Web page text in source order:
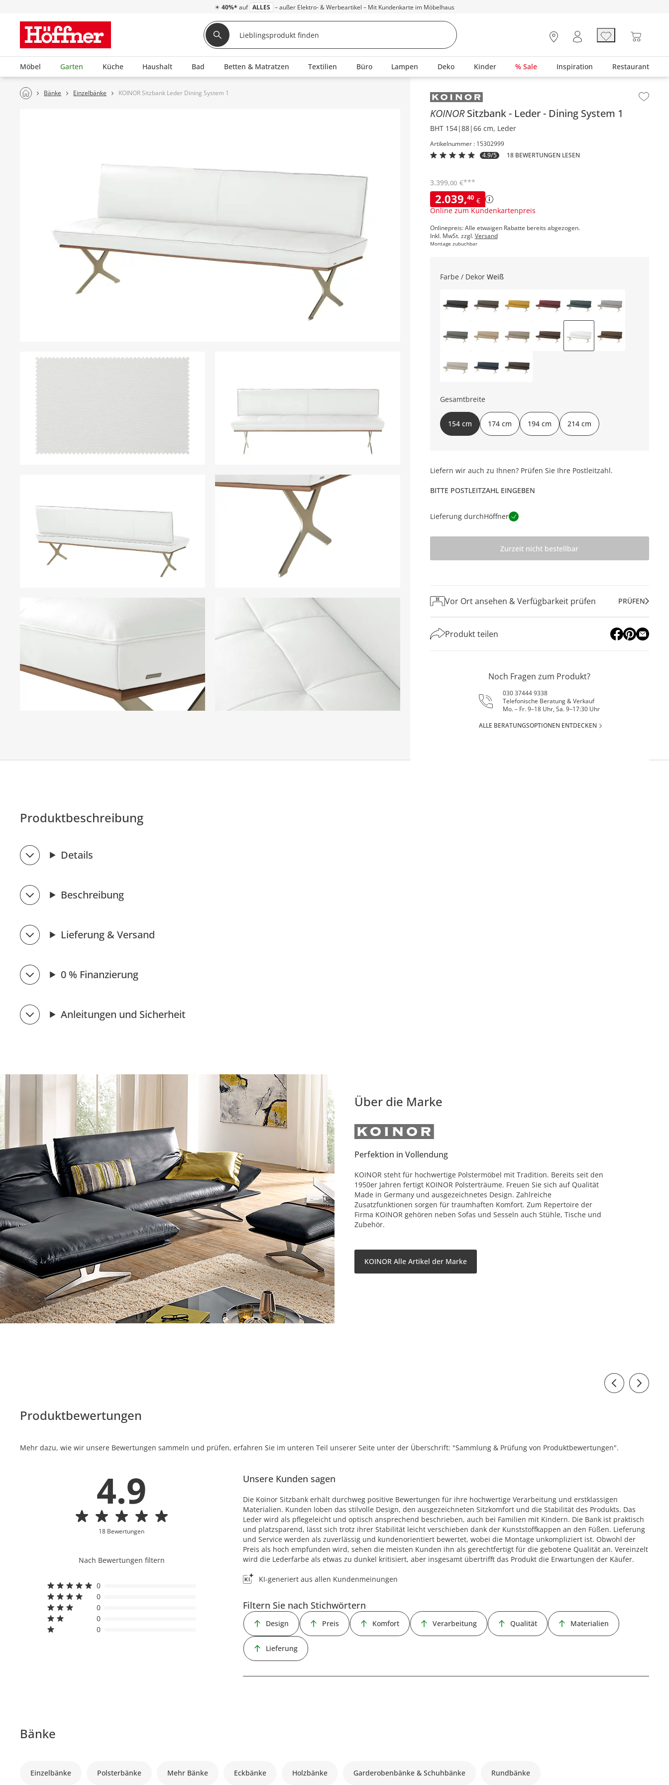
☀ 40%* auf ALLES – außer Elektro- & Werbeartikel – Mit Kundenkarte im Möbelhaus
Möbel Garten Küche Haushalt Bad Betten & Matratzen Textilien Büro Lampen Deko Kinder % Sale Inspiration Restaurant
Bänke Einzelbänke KOINOR Sitzbank Leder Dining System 1 Inhalt der Seitenleiste überspringen - Zum Seitenende
KOINORSitzbank Leder Dining System 1
BHT 154|88|66 cm, Leder
Artikelnummer : 15302999
4.9/5
18 BEWERTUNGEN LESEN
2.039,40 €
Online zum Kundenkartenpreis
3.399,00 €***
Onlinepreis: Alle etwaigen Rabatte bereits abgezogen.
Inkl. MwSt. zzgl.Versand
Montage zubuchbar
Farbe / Dekor Weiß
Gesamtbreite
154 cm 174 cm 194 cm 214 cm
Liefern wir auch zu Ihnen? Prüfen Sie Ihre Postleitzahl.
BITTE POSTLEITZAHL EINGEBEN
Lieferung durchHöffner
Zurzeit nicht bestellbar
Vor Ort ansehen & Verfügbarkeit prüfen PRÜFEN
Produkt teilen
Noch Fragen zum Produkt?
030 37444 9338
Telefonische Beratung & Verkauf
Mo. – Fr. 9–18 Uhr, Sa. 9–17:30 Uhr
ALLE BERATUNGSOPTIONEN ENTDECKEN
Produktbeschreibung
Details
Beschreibung
Lieferung & Versand
0 % Finanzierung
Anleitungen und Sicherheit
Über die Marke
Perfektion in Vollendung
KOINOR steht für hochwertige Polstermöbel mit Tradition. Bereits seit den
1950er Jahren fertigt KOINOR Polsterträume. Freuen Sie sich auf Qualität
Made in Germany und ausgezeichnetes Design. Zahlreiche
Zusatzfunktionen sorgen für traumhaften Komfort. Zum Repertoire der
Firma KOINOR gehören neben Sofas und Sesseln auch Stühle, Tische und
Zubehör.
KOINOR Alle Artikel der Marke
Produktbewertungen
Mehr dazu, wie wir unsere Bewertungen sammeln und prüfen, erfahren Sie im unteren Teil unserer Seite unter der Überschrift: "Sammlung & Prüfung von Produktbewertungen".
4.9
18 Bewertungen
Nach Bewertungen filtern
0
0
0
0
0
Unsere Kunden sagen
Die Koinor Sitzbank erhält durchweg positive Bewertungen für ihre hochwertige Verarbeitung und erstklassigen
Materialien. Kunden loben das stilvolle Design, den ausgezeichneten Sitzkomfort und die Stabilität des Produkts. Das
Leder wird als pflegeleicht und optisch ansprechend beschrieben, auch bei Familien mit Kindern. Die Bank ist praktisch
und platzsparend, lässt sich trotz ihrer Stabilität leicht verschieben dank der Kunststoffkappen an den Füßen. Lieferung
und Service werden als zuverlässig und kundenorientiert bewertet, wobei die Montage unkompliziert ist. Obwohl der
Preis als hoch empfunden wird, sehen die meisten Kunden ihn als gerechtfertigt für die gebotene Qualität an. Vereinzelt
wird die Lederfarbe als etwas zu dunkel kritisiert, aber insgesamt übertrifft das Produkt die Erwartungen der Käufer.
KI-generiert aus allen Kundenmeinungen
Filtern Sie nach Stichwörtern
Design Preis Komfort Verarbeitung Qualität Materialien
Lieferung
Bänke
Einzelbänke Polsterbänke Mehr Bänke Eckbänke Holzbänke Garderobenbänke & Schuhbänke Rundbänke